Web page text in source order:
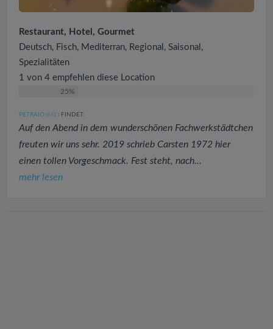
Restaurant, Hotel, Gourmet
Deutsch, Fisch, Mediterran, Regional, Saisonal,
Spezialitäten
1 von 4 empfehlen diese Location
25%
PETRAIO (632 ) FINDET:
Auf den Abend in dem wunderschönen Fachwerkstädtchen
freuten wir uns sehr. 2019 schrieb Carsten 1972 hier
einen tollen Vorgeschmack. Fest steht, nach...
mehr lesen